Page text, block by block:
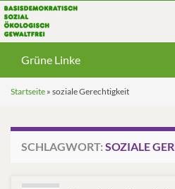
Grüne Linke
Startseite » soziale Gerechtigkeit
SCHLAGWORT: SOZIALE